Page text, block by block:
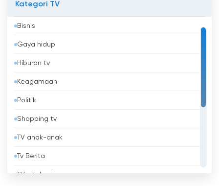
Australia
Austria
Azerbaijan
Bahrain
Bangladesh
Barbados
Belanda
Belarus
Kategori TV
Bisnis
Gaya hidup
Hiburan tv
Keagamaan
Politik
Shopping tv
TV anak-anak
Tv Berita
TV edukasi